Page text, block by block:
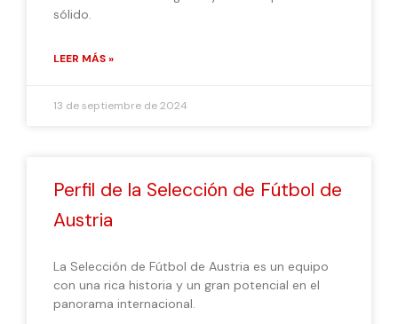
sólido.
LEER MÁS »
13 de septiembre de 2024
Perfil de la Selección de Fútbol de
Austria
La Selección de Fútbol de Austria es un equipo
con una rica historia y un gran potencial en el
panorama internacional.